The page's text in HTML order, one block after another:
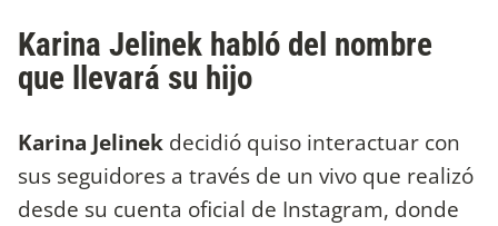
Karina Jelinek habló del nombre
que llevará su hijo
Karina Jelinek decidió quiso interactuar con
sus seguidores a través de un vivo que realizó
desde su cuenta oficial de Instagram, donde